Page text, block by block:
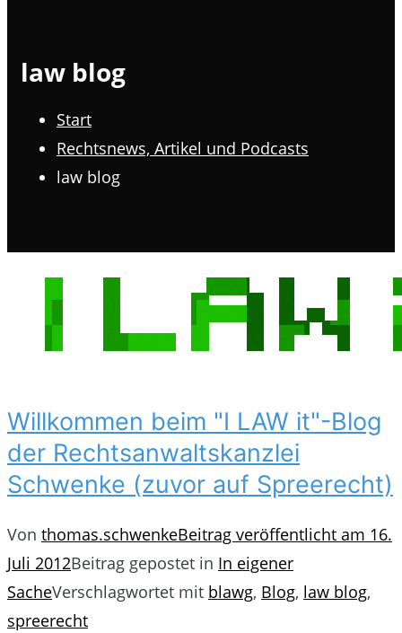
law blog
Start
Rechtsnews, Artikel und Podcasts
law blog
Willkommen beim "I LAW it"-Blog
der Rechtsanwaltskanzlei
Schwenke (zuvor auf Spreerecht)
Von thomas.schwenkeBeitrag veröffentlicht am 16.
Juli 2012Beitrag gepostet in In eigener
SacheVerschlagwortet mit blawg, Blog, law blog,
spreerecht